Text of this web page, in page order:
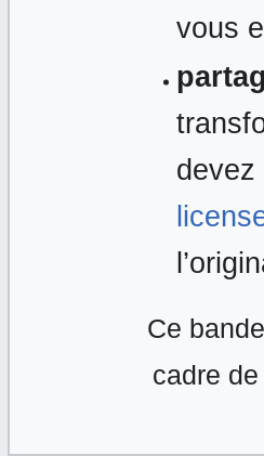
vous
devez
Ce
cadre